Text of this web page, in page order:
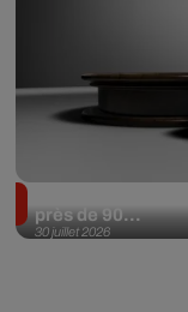
30 juillet 2026
près de 90...